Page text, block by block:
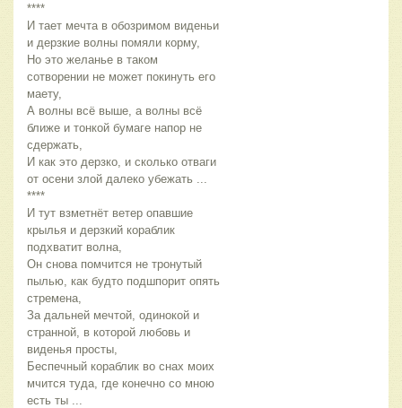
****
И тает мечта в обозримом виденьи
и дерзкие волны помяли корму,
Но это желанье в таком
сотворении не может покинуть его
маету,
А волны всё выше, а волны всё
ближе и тонкой бумаге напор не
сдержать,
И как это дерзко, и сколько отваги
от осени злой далеко убежать ...
****
И тут взметнёт ветер опавшие
крылья и дерзкий кораблик
подхватит волна,
Он снова помчится не тронутый
пылью, как будто подшпорит опять
стремена,
За дальней мечтой, одинокой и
странной, в которой любовь и
виденья просты,
Беспечный кораблик во снах моих
мчится туда, где конечно со мною
есть ты ...